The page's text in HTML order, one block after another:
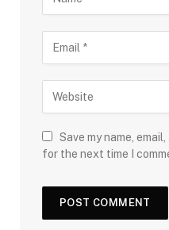
Save my name,
for the next time I